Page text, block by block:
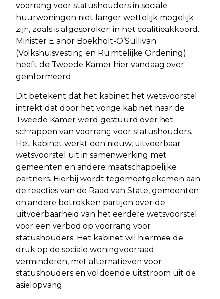
voorrang voor statushouders in sociale
huurwoningen niet langer wettelijk mogelijk
zijn, zoals is afgesproken in het coalitieakkoord.
Minister Elanor Boekholt-O’Sullivan
(Volkshuisvesting en Ruimtelijke Ordening)
heeft de Tweede Kamer hier vandaag over
geïnformeerd.
Dit betekent dat het kabinet het wetsvoorstel
intrekt dat door het vorige kabinet naar de
Tweede Kamer werd gestuurd over het
schrappen van voorrang voor statushouders.
Het kabinet werkt een nieuw, uitvoerbaar
wetsvoorstel uit in samenwerking met
gemeenten en andere maatschappelijke
partners. Hierbij wordt tegemoetgekomen aan
de reacties van de Raad van State, gemeenten
en andere betrokken partijen over de
uitvoerbaarheid van het eerdere wetsvoorstel
voor een verbod op voorrang voor
statushouders. Het kabinet wil hiermee de
druk op de sociale woningvoorraad
verminderen, met alternatieven voor
statushouders en voldoende uitstroom uit de
asielopvang.